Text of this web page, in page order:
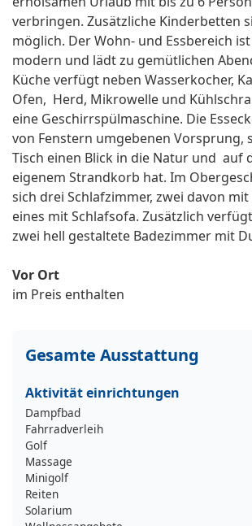
verbringen. Zusätzliche Kinderbetten
möglich. Der Wohn- und Essbereich
modern und lädt zu gemütlichen
Küche verfügt neben Wasserkocher,
Ofen, Herd, Mikrowelle und
eine Geschirrspülmaschine. Die
von Fenstern umgebenen Vorsprung,
Tisch einen Blick in die Natur und auf
eigenem Strandkorb hat. Im
sich drei Schlafzimmer, zwei davon
eines mit Schlafsofa. Zusätzlich
zwei hell gestaltete Badezimmer mit
Vor Ort
im Preis enthalten
Gesamte Ausstattung
Aktivität einrichtungen
Dampfbad
Fahrradverleih
Golf
Massage
Minigolf
Reiten
Solarium